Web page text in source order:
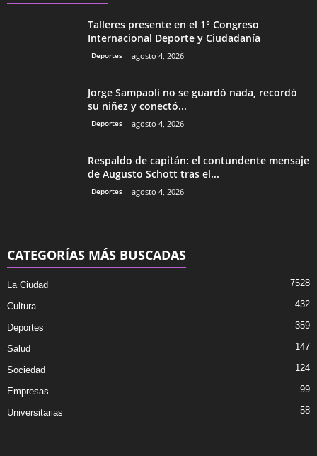
Talleres presente en el 1° Congreso
Internacional Deporte y Ciudadanía
Deportes agosto 4, 2026
Jorge Sampaoli no se guardó nada, recordó
su niñez y conectó...
Deportes agosto 4, 2026
Respaldo de capitán: el contundente mensaje
de Augusto Schott tras el...
Deportes agosto 4, 2026
CATEGORÍAS MÁS BUSCADAS
La Ciudad 7528
Cultura 432
Deportes 359
Salud 147
Sociedad 124
Empresas 99
Universitarias 58